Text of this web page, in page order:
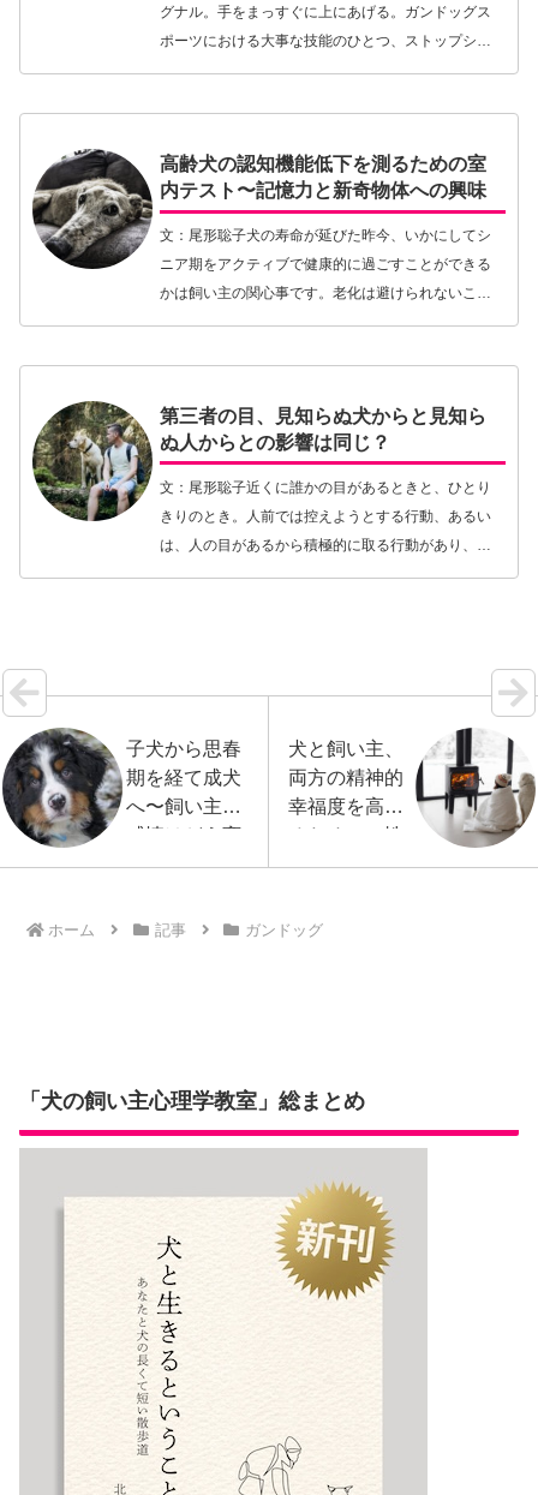
グナル。手をまっすぐに上にあげる。ガンドッグス
ポーツにおける大事な技能のひとつ、ストップシグ
ナルのトレーニングについて紹介したい。ガンドッ
高齢犬の認知機能低下を測るための室
内テスト〜記憶力と新奇物体への興味
文：尾形聡子犬の寿命が延びた昨今、いかにしてシ
ニア期をアクティブで健康的に過ごすことができる
かは飼い主の関心事です。老化は避けられないこと
ですが、日頃の生活の仕方によって老化の進むスピ
第三者の目、見知らぬ犬からと見知ら
ぬ人からとの影響は同じ？
文：尾形聡子近くに誰かの目があるときと、ひとり
きりのとき。人前では控えようとする行動、あるい
は、人の目があるから積極的に取る行動があり、人
に見られていることで行動が良くも悪くも変化する
子犬から思春
期を経て成犬
へ〜飼い主の
感情はどう変
化していく
犬と飼い主、
両方の精神的
幸福度を高め
るために〜性
格と愛着スタ
動との関係
ホーム 記事 ガンドッグ
「犬の飼い主心理学教室」総まとめ